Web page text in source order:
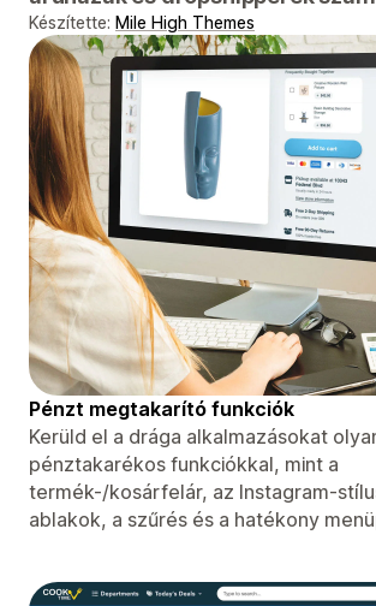
Készítette: Mile High Themes
Pénzt megtakarító funkciók
Kerüld el a drága alkalmazásokat
pénztakarékos funkciókkal, mint a
termék-/kosárfelár, az Instagram-
ablakok, a szűrés és a hatékony